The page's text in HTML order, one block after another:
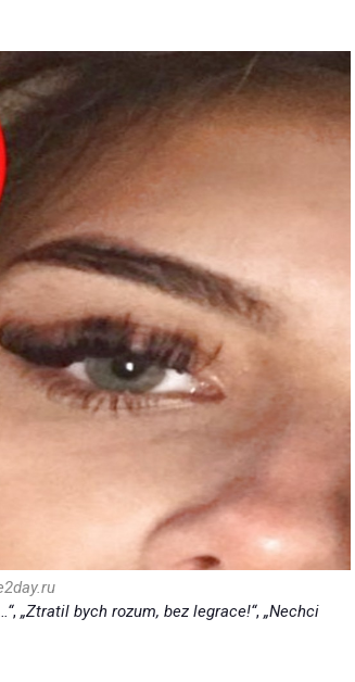
, „Ztratil bych rozum, bez legrace!“, „Nechci